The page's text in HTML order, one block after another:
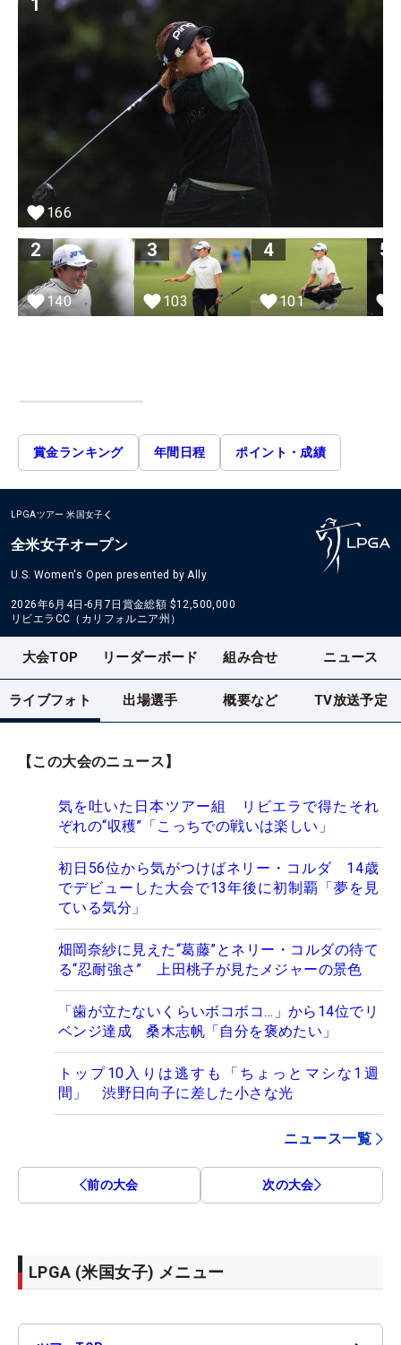
1
166
2
140
3
103
4
101
5
賞金ランキング 年間日程 ポイント・成績
LPGAツアー 米国女子
全米女子オープン
U.S. Women's Open presented by Ally
2026年6月4日-6月7日 賞金総額 $12,500,000
リビエラCC（カリフォルニア州）
大会TOP リーダーボード 組み合せ ニュース
ライブフォト 出場選手 概要など TV放送予定
【この大会のニュース】
気を吐いた日本ツアー組 リビエラで得たそれ
ぞれの“収穫”「こっちでの戦いは楽しい」
初日56位から気がつけばネリー・コルダ 14歳
でデビューした大会で13年後に初制覇「夢を見
ている気分」
畑岡奈紗に見えた“葛藤”とネリー・コルダの待て
る“忍耐強さ” 上田桃子が見たメジャーの景色
「歯が立たないくらいボコボコ…」から14位でリ
ベンジ達成 桑木志帆「自分を褒めたい」
トップ10入りは逃すも「ちょっとマシな1週
間」 渋野日向子に差した小さな光
ニュース一覧
前の大会 次の大会
LPGA (米国女子) メニュー